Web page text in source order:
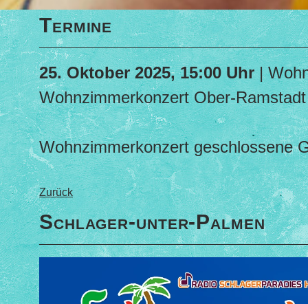
Termine
25. Oktober 2025, 15:00 Uhr |
Wohnzimmerkonzert Ober-Ramstadt
Wohnzimmerkonzert geschlossene
Zurück
Schlager-unter-Palmen